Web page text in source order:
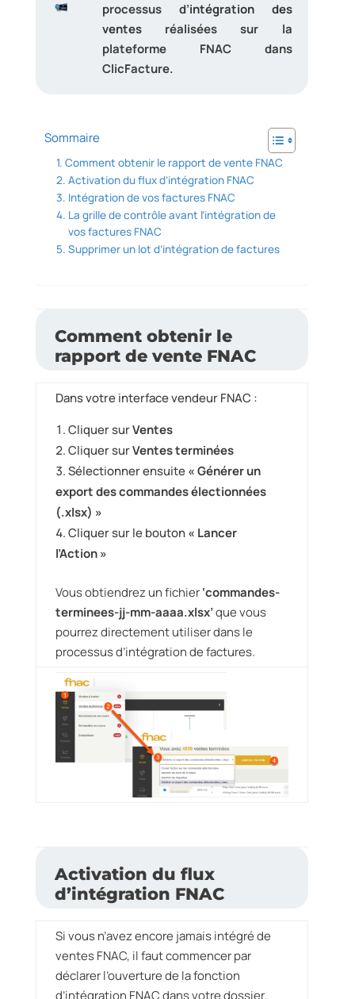
processus d’intégration des
ventesréalisées sur la
plateforme FNAC dans
ClicFacture.
Sommaire
Comment obtenir le rapport de vente FNAC
Activation du flux d’intégration FNAC
Intégration de vos factures FNAC
La grille de contrôle avant l’intégration de
vos factures FNAC
Supprimer un lot d’intégration de factures
Comment obtenir le
rapport de vente FNAC
Dans votre interface vendeur FNAC :
Cliquer surVentes
Cliquer surVentes terminées
Sélectionner ensuite« Générer un
export des commandes électionnées
(.xlsx) »
Cliquer sur le bouton« Lancer
l’Action »
Vous obtiendrez un fichier‘commandes-
terminees-jj-mm-aaaa.xlsx’que vous
pourrez directement utiliser dans le
processus d’intégration de factures.
Activation du flux
d’intégration FNAC
Si vous n’avez encore jamais intégré de
ventes FNAC, il faut commencer par
déclarer l’ouverture de la fonction
d’intégration FNAC dans votre dossier.